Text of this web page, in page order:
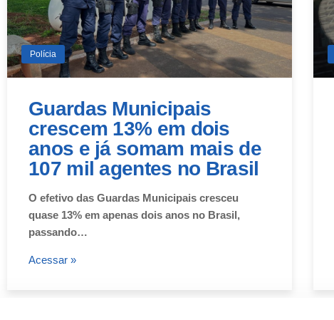
Polícia
Guardas Municipais
crescem 13% em dois
anos e já somam mais de
107 mil agentes no Brasil
O efetivo das Guardas Municipais cresceu
quase 13% em apenas dois anos no Brasil,
passando…
Acessar »